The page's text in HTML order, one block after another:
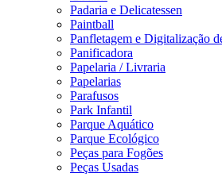
Padaria e Delicatessen
Paintball
Panfletagem e Digitalização
Panificadora
Papelaria / Livraria
Papelarias
Parafusos
Park Infantil
Parque Aquático
Parque Ecológico
Peças para Fogões
Peças Usadas